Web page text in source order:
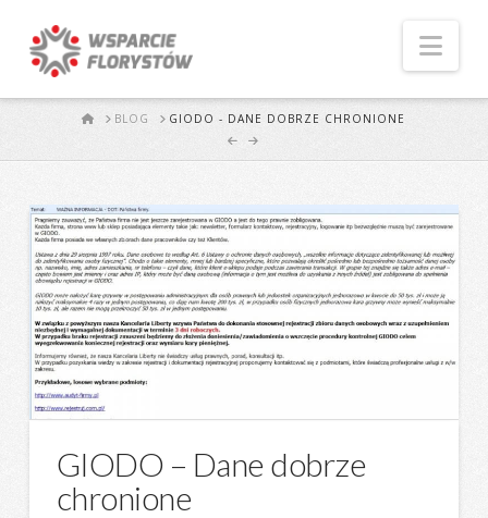
STARTBLOG GIODO - DANE DOBRZE CHRONIONE
GIODO – Dane dobrze
chronione